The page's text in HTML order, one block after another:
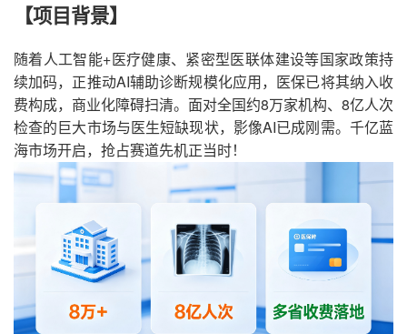
【项目背景】
随着人工智能+医疗健康、 紧密型医联体建设等国家政策持
续加码， 正推动AI辅助诊断规模化应用，医保已将其纳入收
费构成，商业化障碍扫清。面对全国约8万家机构、8亿人次
检查的巨大市场与医生短缺现状，影像AI已成刚需。千亿蓝
海市场开启，抢占赛道先机正当时！